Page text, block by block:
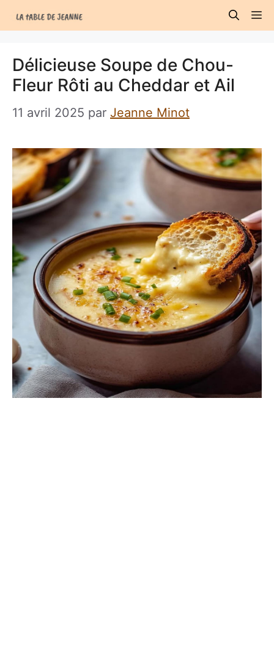
au
Délicieuse Soupe de Chou-
Fleur Rôti au Cheddar et Ail
11 avril 2025 par Jeanne Minot